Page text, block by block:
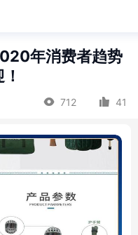
年消费者趋势
712 41